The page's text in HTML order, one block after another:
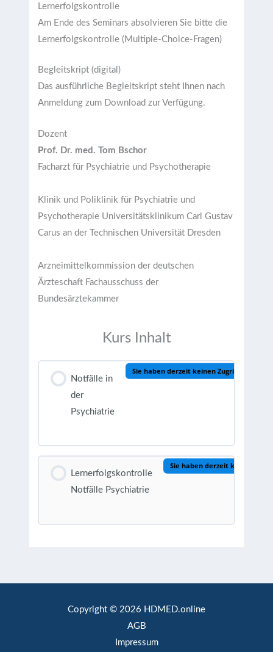
Lernerfolgskontrolle
Am Ende des Seminars absolvieren Sie bitte die
Lernerfolgskontrolle (Multiple-Choice-Fragen)
Begleitskript (digital)
Das ausführliche Begleitskript steht Ihnen nach
Anmeldung zum Download zur Verfügung.
Dozent
Prof. Dr. med. Tom Bschor
Facharzt für Psychiatrie und Psychotherapie
Klinik und Poliklinik für Psychiatrie und
Psychotherapie Universitätsklinikum Carl Gustav
Carus an der Technischen Universität Dresden
Arzneimittelkommission der deutschen
Ärzteschaft Fachausschuss der
Bundesärztekammer
Kurs Inhalt
Notfälle in
der
Psychiatrie
Sie haben derzeit keinen Zugriff auf
Lernerfolgskontrolle
Notfälle Psychiatrie
Sie haben derzeit keinen
Copyright © 2026 HDMED.online
AGB
Impressum